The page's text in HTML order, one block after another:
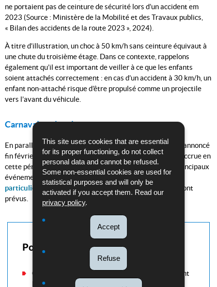
This site uses cookies that are essential
for its proper functioning, do not collect
personal data and cannot be refused.
Some non-essential cookies are used for
statistical purposes and will only be
activated if you accept them. Read our
privacy policy.
Accept
Refuse
ne portaient pas de ceinture de sécurité lors d’un accident em
2023 (Source : Ministère de la Mobilité et des Travaux publics,
« Bilan des accidents de la route 2023 », 2024).
À titre d’illustration, un choc à 50 km/h sans ceinture équivaut à
une chute du troisième étage. Dans ce contexte, rappelons
également qu’il est important de veiller à ce que les enfants
soient attachés correctement : en cas d’un accident à 30 km/h, un
enfant non-attaché risque d’être propulsé comme un projectile
vers l’avant du véhicule.
Carnaval et alcool
En parallèle aux contrôles cités ci-dessus et tel que déjà annoncé
fin février, la Police continuera à marquer une présence accrue en
cette période de carnaval sur les routes et auprès des principaux
événements et fêtes. Descontrôles renforcés visant
particulièrement la conduite sous l’influence d’alcool
sont
prévus.
Pour en savoir plus
Campagne nationale de sécurité routière pendant
la période de carnaval